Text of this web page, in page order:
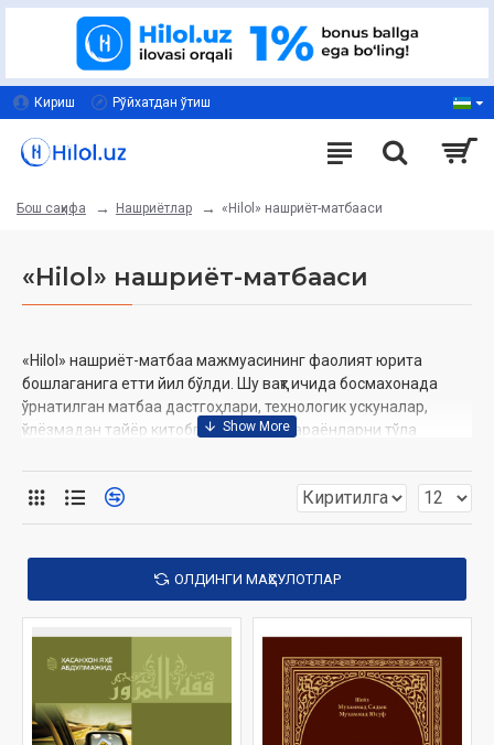
Кириш Рўйхатдан ўтиш
Бош саҳифа Нашриётлар «Hilol» нашриёт-матбааси
«Hilol» нашриёт-матбааси
«Hilol» нашриёт-матбаа мажмуасининг фаолият юрита
бошлаганига етти йил бўлди. Шу вақт ичида босмахонада
ўрнатилган матбаа дастгоҳлари, технологик ускуналар,
қўлёзмадан тайёр китобгача бўлган жараёнларни тўла
ишга солиш ва китоб нашр этишда мамлакатимиздаги
етакчи матбаа корхонаси хисобланиб келмоқда.
ОЛДИНГИ МАҲСУЛОТЛАР